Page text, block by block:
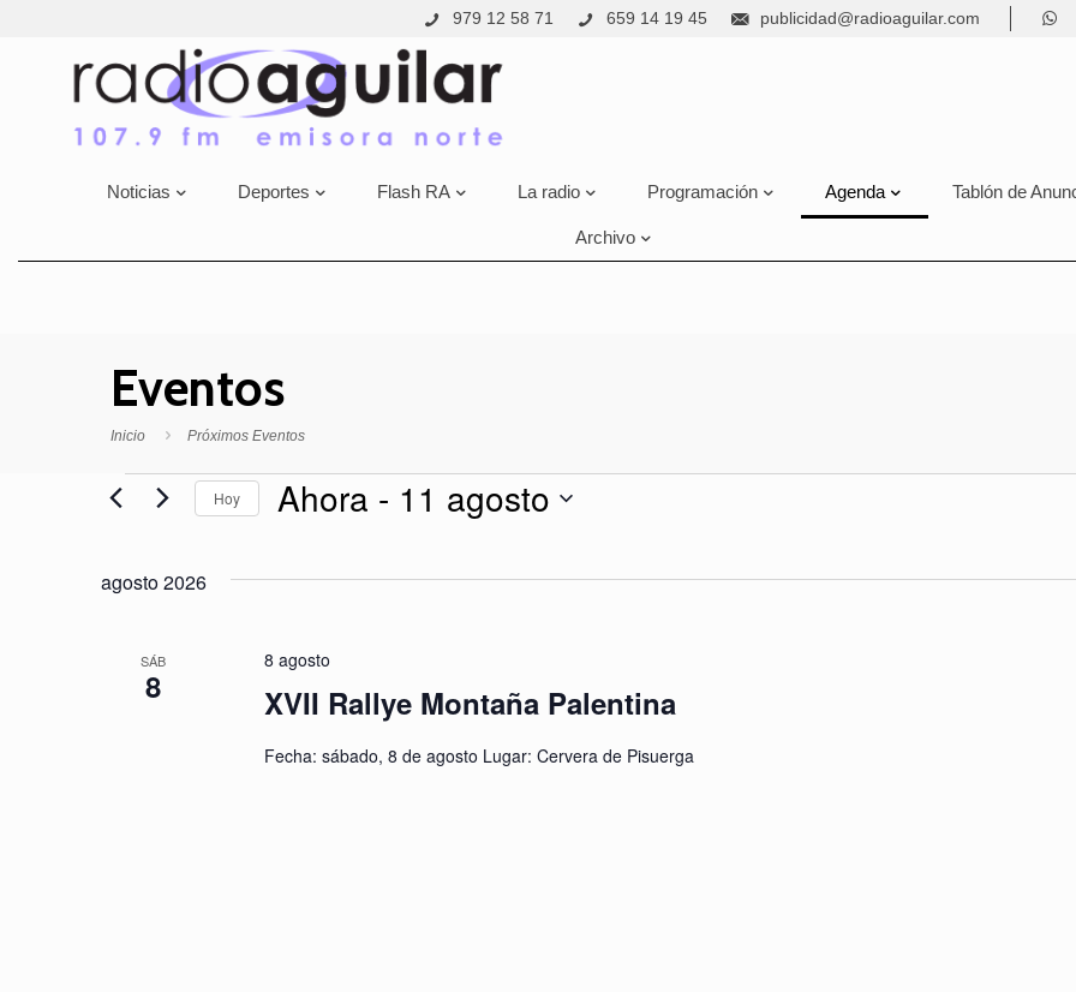
979 12 58 71 659 14 19 45 publicidad@radioaguilar.com
Noticias Deportes Flash RA La radio Programación Agenda Tablón de
Archivo
Eventos
Inicio Próximos Eventos
Eventos
Hoy Ahora - 11 agosto
fecha.
agosto 2026
SÁB
8 XVII Rallye Montaña Palentina
8 agosto
Fecha: sábado, 8 de agosto Lugar: Cervera de Pisuerga